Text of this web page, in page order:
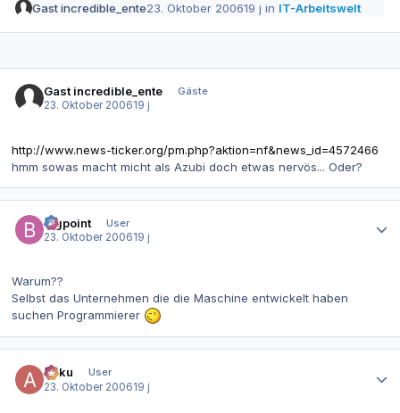
Gast incredible_ente23. Oktober 200619 j in IT-Arbeitswelt
Gast incredible_ente
Gäste
23. Oktober 200619 j
http://www.news-ticker.org/pm.php?aktion=nf&news_id=4572466
hmm sowas macht micht als Azubi doch etwas nervös... Oder?
bigpoint
User
23. Oktober 200619 j
Warum??
Selbst das Unternehmen die die Maschine entwickelt haben
suchen Programmierer
Akku
User
23. Oktober 200619 j